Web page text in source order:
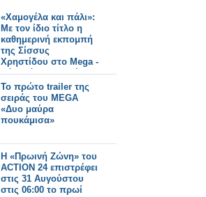
«Χαμογέλα και πάλι»:
Με τον ίδιο τίτλο η
καθημερινή εκπομπή
της Σίσσυς
Χρηστίδου στο Mega -
Πότε κάνει πρεμιέρα;
Το πρώτο trailer της
σειράς του MEGA
«Δυο μαύρα
πουκάμισα»
Η «Πρωινή Ζώνη» του
ACTION 24 επιστρέφει
στις 31 Αυγούστου
στις 06:00 το πρωί